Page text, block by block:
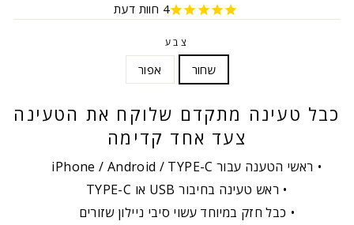
4 חוות דעת
צבע
שחור אפור
כבל טעינה מתקדם שלוקח את הטעינה
צעד אחד קדימה
ראשי הטענה עבור iPhone / Android / TYPE-C
ראש טעינה בחיבור USB או TYPE-C
כבל חזק במיוחד עשוי סיבי ניילון שזורים